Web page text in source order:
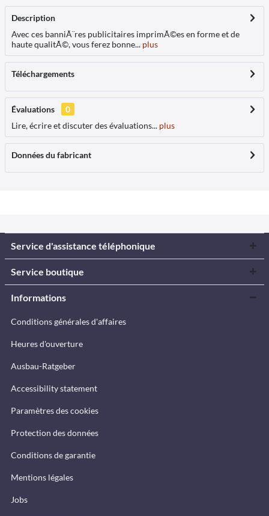
Description
Avec ces banniÃ¨res publicitaires imprimÃ©es en forme et de
haute qualitÃ©, vous ferez bonne... plus
Téléchargements
Évaluations
0
Lire, écrire et discuter des évaluations... plus
Données du fabricant
Service d'assistance téléphonique
Service boutique
Informations
Conditions générales d'affaires
Heures d'ouverture
Ausbau-Ratgeber
Accessibility statement
Paramètres des cookies
Protection des données
Conditions de garantie
Mentions légales
Jobs